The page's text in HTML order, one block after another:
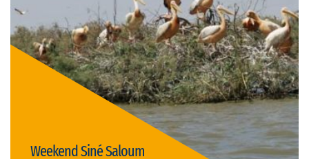
Weekend Siné Saloum
Tipul vizitei:
privat
Preț: € 99,00/persoană
(există discount-uri pentru grupuri)
cultural
gastronomie
activ & natura